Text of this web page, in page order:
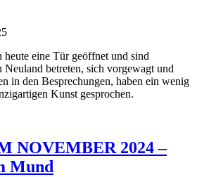
heute eine Tür geöffnet und sind
Neuland betreten, sich vorgewagt und
in den Besprechungen, haben ein wenig
Kunst gesprochen.
NOVEMBER 2024 –
Mund